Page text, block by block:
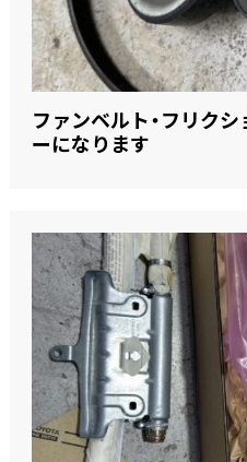
ファンベルト・フリク
ーになります